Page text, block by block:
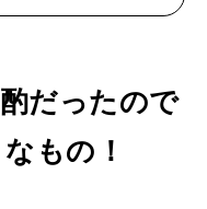
想図 2026」
・開運術。」
だったので
もの！